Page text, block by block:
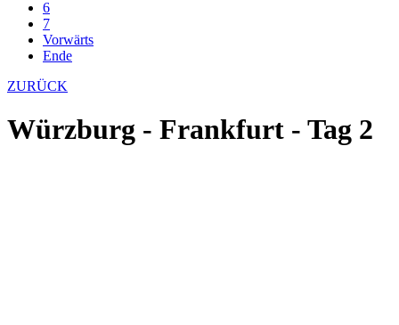
6
7
Vorwärts
Ende
ZURÜCK
Würzburg - Frankfurt - Tag 2